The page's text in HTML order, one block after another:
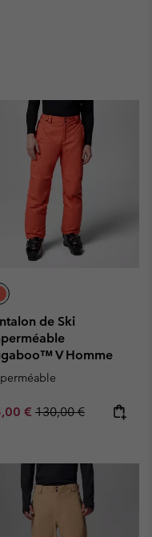
de Ski
V Homme
price:
€ Regular price:
130,00 €